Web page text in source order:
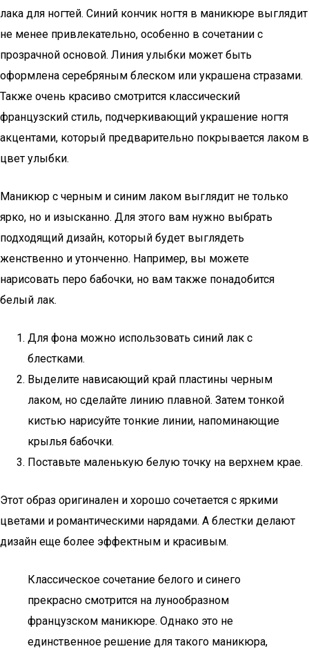
лака для ногтей. Синий кончик ногтя в маникюре выглядит
не менее привлекательно, особенно в сочетании с
прозрачной основой. Линия улыбки может быть
оформлена серебряным блеском или украшена стразами.
Также очень красиво смотрится классический
французский стиль, подчеркивающий украшение ногтя
акцентами, который предварительно покрывается лаком в
цвет улыбки.
Маникюр с черным и синим лаком выглядит не только
ярко, но и изысканно. Для этого вам нужно выбрать
подходящий дизайн, который будет выглядеть
женственно и утонченно. Например, вы можете
нарисовать перо бабочки, но вам также понадобится
белый лак.
Для фона можно использовать синий лак с
блестками.
Выделите нависающий край пластины черным
лаком, но сделайте линию плавной. Затем тонкой
кистью нарисуйте тонкие линии, напоминающие
крылья бабочки.
Поставьте маленькую белую точку на верхнем крае.
Этот образ оригинален и хорошо сочетается с яркими
цветами и романтическими нарядами. А блестки делают
дизайн еще более эффектным и красивым.
Классическое сочетание белого и синего
прекрасно смотрится на лунообразном
французском маникюре. Однако это не
единственное решение для такого маникюра,